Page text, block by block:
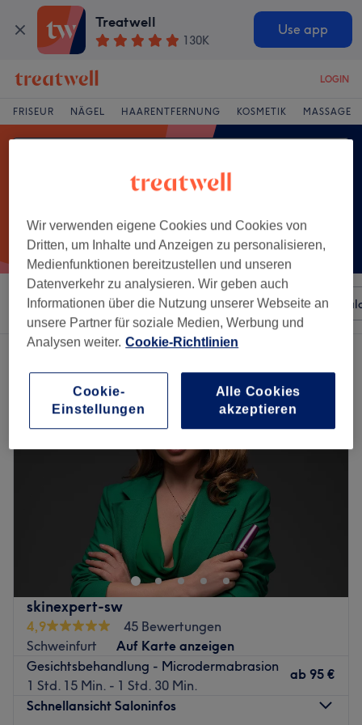
Treatwell
130K
Use app
LOGIN
FRISEUR NÄGEL HAARENTFERNUNG KOSMETIK MASSAGE
Sortieren nach Beliebiger Preis Besonderheiten
Ein Salon, der anbietet:
skinexpert-sw
4,9
45 Bewertungen
Schweinfurt
Auf Karte anzeigen
Gesichtsbehandlung - Microdermabrasion
1 Std. 15 Min. - 1 Std. 30 Min.
ab 95 €
Schnellansicht Saloninfos
Wir verwenden eigene Cookies und Cookies von
Dritten, um Inhalte und Anzeigen zu personalisieren,
Medienfunktionen bereitzustellen und unseren
Datenverkehr zu analysieren. Wir geben auch
Informationen über die Nutzung unserer Webseite an
unsere Partner für soziale Medien, Werbung und
Analysen weiter. Cookie-Richtlinien
Cookie-
Einstellungen
Alle Cookies
akzeptieren